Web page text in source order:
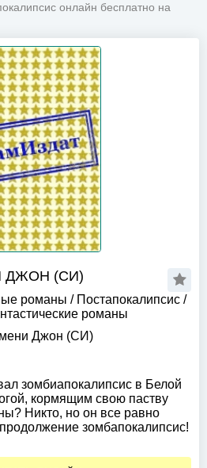
онлайн бесплатно на
ДЖОН (СИ)
романы / Постапокалипсис /
романы
Джон (СИ)
зомбиапокалипсис в Белой
кормящим свою паству
Никто, но он все равно
зомбапокалипсис!